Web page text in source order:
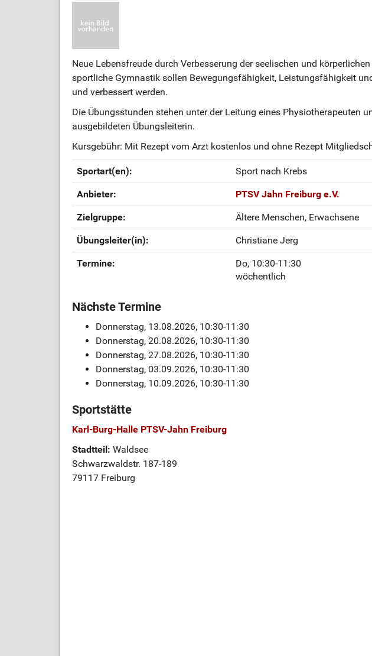
Neue Lebensfreude durch Verbesserung der seelischen und
sportliche Gymnastik sollen Bewegungsfähigkeit, Leistungsfähigkeit
und verbessert werden.
Die Übungsstunden stehen unter der Leitung eines Physiotherapeuten
ausgebildeten Übungsleiterin.
Kursgebühr: Mit Rezept vom Arzt kostenlos und ohne Rezept
Sportart(en): Sport nach Krebs
Anbieter: PTSV Jahn Freiburg e.V.
Zielgruppe: Ältere Menschen, Erwachsene
Übungsleiter(in): Christiane Jerg
Termine:
Do, 10:30-11:30
wöchentlich
Nächste Termine
Donnerstag, 13.08.2026, 10:30-11:30
Donnerstag, 20.08.2026, 10:30-11:30
Donnerstag, 27.08.2026, 10:30-11:30
Donnerstag, 03.09.2026, 10:30-11:30
Donnerstag, 10.09.2026, 10:30-11:30
Sportstätte
Karl-Burg-Halle PTSV-Jahn Freiburg
Stadtteil: Waldsee
Schwarzwaldstr. 187-189
79117 Freiburg